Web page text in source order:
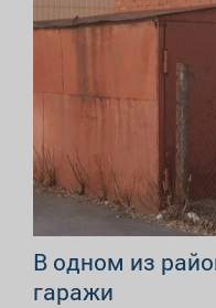
В одном из
гаражи